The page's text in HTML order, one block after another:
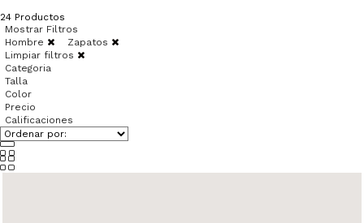
24 Productos
Mostrar Filtros
Hombre
Zapatos
Limpiar filtros
Categoria
Talla
Color
Precio
Calificaciones